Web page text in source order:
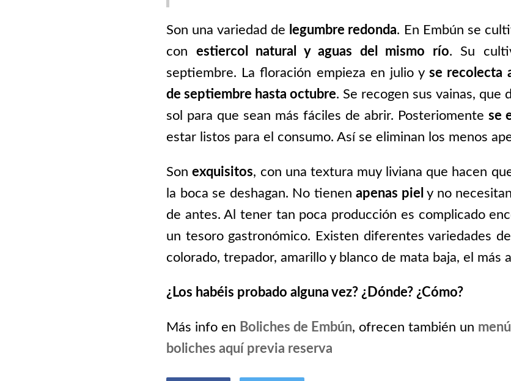
Son una variedad de legumbre redonda. En Embún se
con estiercol natural y aguas del mismo río. Su
septiembre. La floración empieza en julio yse recolecta
de septiembre hasta octubre. Se recogen sus vainas, que
sol para que sean más fáciles de abrir. Posteriomente se
estar listos para el consumo. Así se eliminan los menos
Sonexquisitos, con una textura muy liviana que hacen
la boca se deshagan. No tienenapenas piel y no
de antes. Al tener tan poca producción es complicado
un tesoro gastronómico. Existen diferentes variedades
colorado, trepador, amarillo y blanco de mata baja, el más
¿Los habéis probado alguna vez? ¿Dónde? ¿Cómo?
Más info en Boliches de Embún, ofrecen también un
boliches aquí previa reserva